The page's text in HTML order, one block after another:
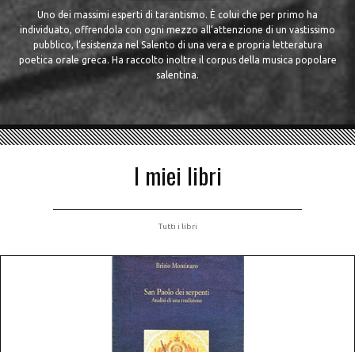
Uno dei massimi esperti di tarantismo. È colui che per primo ha
individuato, offrendola con ogni mezzo all’attenzione di un vastissimo
pubblico, l’esistenza nel Salento di una vera e propria letteratura
poetica orale greca. Ha raccolto inoltre il corpus della musica popolare
salentina.
I miei libri
Tutti i libri